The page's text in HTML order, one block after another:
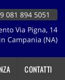
081 894 5051
Via Pigna, 14
Campania (NA)
CONTATTI